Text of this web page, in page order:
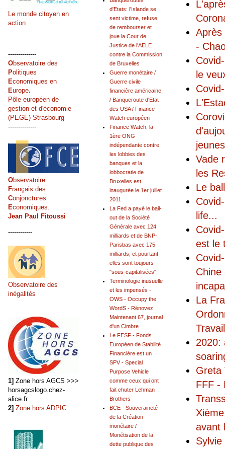
Après
-
le
jeunes
Vade
les
Le
life...
est le
Chine
La
2020:
Greta
FFF -
avant
d'Etats: l'Islande se
sent victime, refuse
de rembourser et
joue la Cour de
Justice de l'AELE
contre la Commission
de Bruxelles
Guerre monétaire /
Guerre civile
financière américaine
/ Banqueroute d'Etat
des USA / Finance
Watch européen
Finance Watch, la
1ère ONG
indépendante contre
les lobbies des
banques et la
lobbocratie de
Bruxelles est
inaugurée le 1er juillet
2011
La Fed a payé le bail-
out de la Société
Générale avec 124
milliards et de BNP-
Parisbas avec 175
milliards, et pourtant
elles sont toujours
"sous-capitalisées"
Terminologie inusuelle
et les impensés -
OWS - Occupy the
WordS - Rénovez
Maintenant 67, journal
d'un Cimbre
Le FESF - Fonds
Européen de Stabilité
Financière est un
SPV - Special
Purpose Vehicle
comme ceux qui ont
fait chuter Lehman
Brothers
BCE - Souveraineté
de la Création
monétaire /
Monétisation de la
dette publique des
Le monde citoyen en
action
--------------
Observatoire des
Politiques
Economiques en
Europe.
Pôle européen de
gestion et d'économie
(PEGE) Strasbourg
--------------
Observatoire
Français des
Conjonctures
Economiques.
Jean Paul Fitoussi
------------
Observatoire des
inégalités
1] Zone hors AGCS >>>
horsagcslogo.chez-
alice.fr
2] Zone hors ADPIC